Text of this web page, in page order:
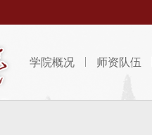
学院概况 师资队伍